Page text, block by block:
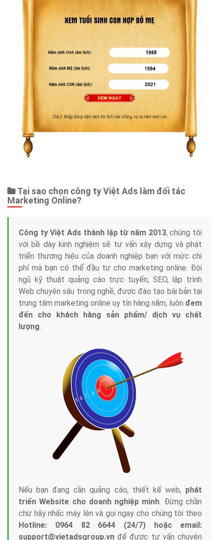
Tại sao chọn công ty Việt Ads làm đối tác
Marketing Online?
Công ty Việt Ads thành lập từ năm 2013, chúng tôi
với bề dày kinh nghiệm sẽ tư vấn xây dựng và phát
triển thương hiệu của doanh nghiệp bạn với mức chi
phí mà bạn có thể đầu tư cho marketing online. Đội
ngũ kỹ thuật quảng cáo trực tuyến, SEO, lập trình
Web chuyên sâu trong nghề, được đào tạo bài bản tại
trung tâm marketing online uy tín hàng năm, luôn đem
đến cho khách hàng sản phẩm/ dịch vụ chất
lượng.
Nếu bạn đang cần quảng cáo, thiết kế web, phát
triển Website cho doanh nghiệp mình. Đừng chần
chừ hãy nhấc máy lên và gọi ngay cho chúng tôi theo
Hotline: 0964 82 6644 (24/7) hoặc email:
support@vietadsgroup.vn để được tư vấn chuyên